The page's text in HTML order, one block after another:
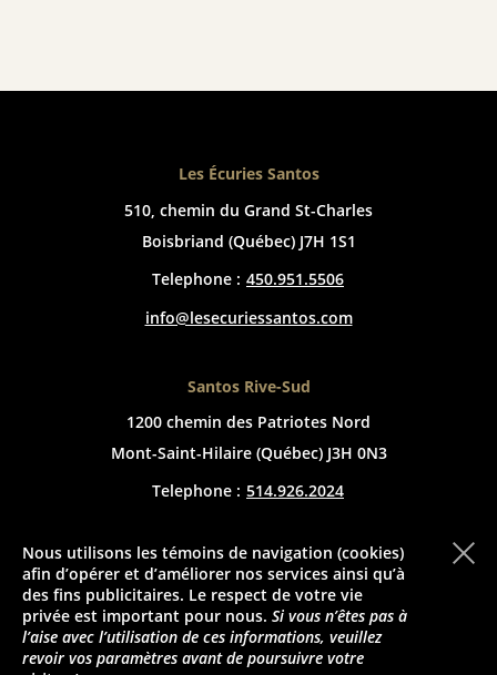
Les Écuries Santos
510, chemin du Grand St-Charles
Boisbriand (Québec) J7H 1S1
Telephone : 450.951.5506
info@lesecuriessantos.com
Santos Rive-Sud
1200 chemin des Patriotes Nord
Mont-Saint-Hilaire (Québec) J3H 0N3
Telephone : 514.926.2024
 
Nous utilisons les témoins de navigation (cookies)
afin d’opérer et d’améliorer nos services ainsi qu’à
des fins publicitaires. Le respect de votre vie
privée est important pour nous. Si vous n’êtes pas à
l’aise avec l’utilisation de ces informations, veuillez
revoir vos paramètres avant de poursuivre votre